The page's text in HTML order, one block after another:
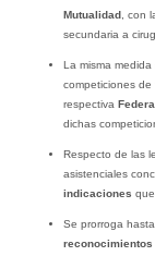
Mutualidad , con
secundaria a
La misma
competiciones
respectiva
dichas
Respecto de las
asistenciales
indicaciones
Se prorroga
reconocimientos